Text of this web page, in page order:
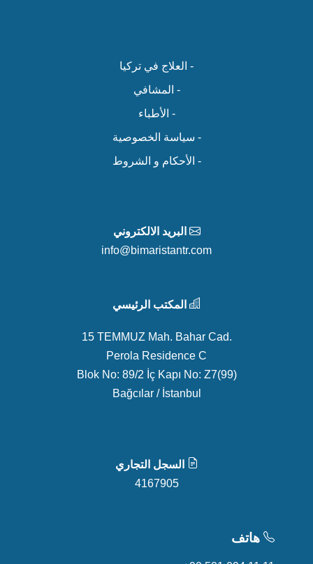
- العلاج في تركيا
- المشافي
- الأطباء
- سياسة الخصوصية
- الأحكام و الشروط
البريد الالكتروني
info@bimaristantr.com
المكتب الرئيسي
15 TEMMUZ Mah. Bahar Cad.
Perola Residence C
Blok No: 89/2 İç Kapı No: Z7(99)
Bağcılar / İstanbul
السجل التجاري
4167905
هاتف